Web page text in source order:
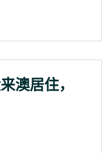
澳居住，